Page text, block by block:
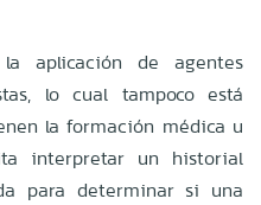
aplicación de agentes
lo cual tampoco está
la formación médica u
interpretar un historial
para determinar si una